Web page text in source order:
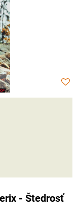
- Štedrosť